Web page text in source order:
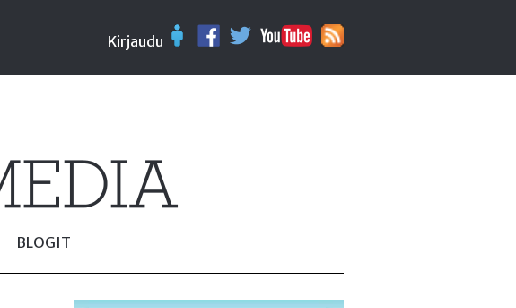
Kirjaudu
BLOGIT